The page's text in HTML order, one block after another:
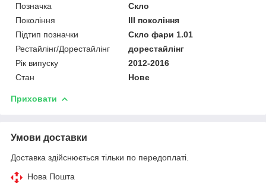
Позначка
Скло
Покоління
III покоління
Підтип позначки
Скло фари 1.01
Рестайлінг/Дорестайлінг
дорестайлінг
Рік випуску
2012-2016
Стан
Нове
Приховати
Умови доставки
Доставка здійснюється тільки по передоплаті.
Нова Пошта